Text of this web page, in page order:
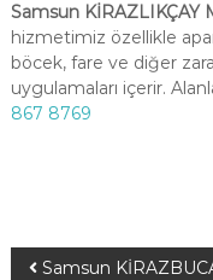
Samsun KİRAZLIKÇAY
hizmetimiz özellikle
böcek, fare ve diğer
uygulamaları içerir.
867 8769
Samsun